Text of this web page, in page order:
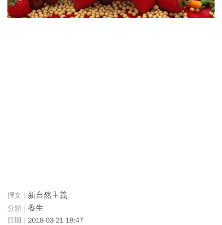
新自然主義
養生
2018-03-21 18:47